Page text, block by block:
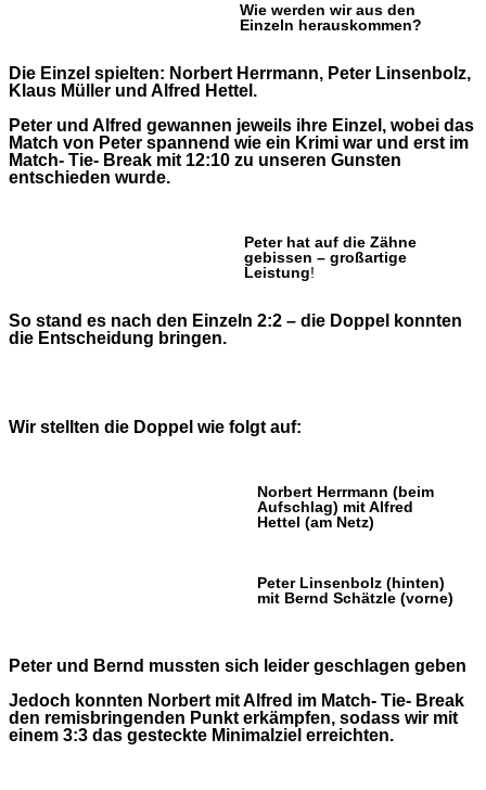
Wie werden wir aus den
Einzeln herauskommen?
Die Einzel spielten: Norbert Herrmann, Peter Linsenbolz,
Klaus Müller und Alfred Hettel.
Peter und Alfred gewannen jeweils ihre Einzel, wobei das
Match von Peter spannend wie ein Krimi war und erst im
Match- Tie- Break mit 12:10 zu unseren Gunsten
entschieden wurde.
Peter hat auf die Zähne
gebissen – großartige
Leistung!
So stand es nach den Einzeln 2:2 – die Doppel konnten
die Entscheidung bringen.
Wir stellten die Doppel wie folgt auf:
Norbert Herrmann (beim
Aufschlag) mit Alfred
Hettel (am Netz)
Peter Linsenbolz (hinten)
mit Bernd Schätzle (vorne)
Peter und Bernd mussten sich leider geschlagen geben
Jedoch konnten Norbert mit Alfred im Match- Tie- Break
den remisbringenden Punkt erkämpfen, sodass wir mit
einem 3:3 das gesteckte Minimalziel erreichten.